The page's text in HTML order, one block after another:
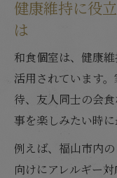
健康維持に役
は
和食個室は、健康
活用されています
待、友人同士の会
事を楽しみたい時に
例えば、福山市内
向けにアレルギー